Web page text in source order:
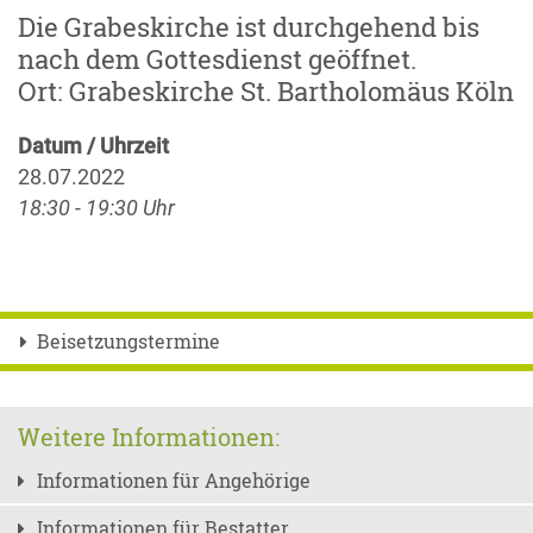
Die Grabeskirche ist durchgehend bis
nach dem Gottesdienst geöffnet.
Ort: Grabeskirche St. Bartholomäus Köln
Datum / Uhrzeit
28.07.2022
18:30 - 19:30 Uhr
Beisetzungstermine
Weitere Informationen:
Informationen für Angehörige
Informationen für Bestatter